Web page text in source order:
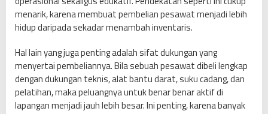
menarik, karena membuat pembelian pesawat menjadi lebih
hidup daripada sekadar menambah inventaris.
Hal lain yang juga penting adalah sifat dukungan yang
menyertai pembeliannya. Bila sebuah pesawat dibeli lengkap
dengan dukungan teknis, alat bantu darat, suku cadang, dan
pelatihan, maka peluangnya untuk benar benar aktif di
lapangan menjadi jauh lebih besar. Ini penting, karena banyak